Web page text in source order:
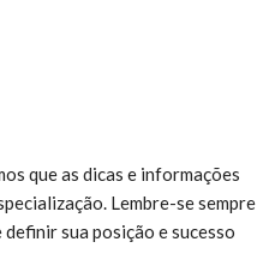
que as dicas e informações
Lembre-se sempre
definir sua posição e sucesso